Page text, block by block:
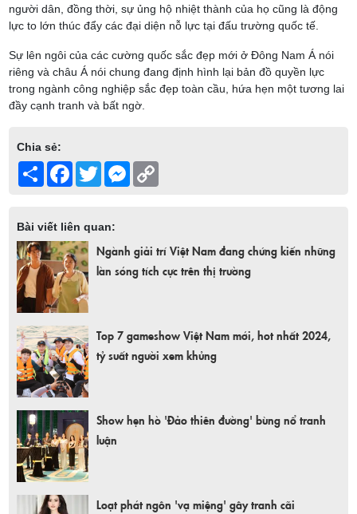
người dân, đồng thời, sự ủng hộ nhiệt thành của họ cũng là động
lực to lớn thúc đẩy các đại diện nỗ lực tại đấu trường quốc tế.
Sự lên ngôi của các cường quốc sắc đẹp mới ở Đông Nam Á nói
riêng và châu Á nói chung đang định hình lại bản đồ quyền lực
trong ngành công nghiệp sắc đẹp toàn cầu, hứa hẹn một tương lai
đầy cạnh tranh và bất ngờ.
Chia sẻ:
Share Facebook
TwitterMessenger
Bài viết liên quan:
Ngành giải trí Việt Nam đang chứng kiến những
làn sóng tích cực trên thị trường
Top 7 gameshow Việt Nam mới, hot nhất 2024,
tỷ suất người xem khủng
Show hẹn hò 'Đảo thiên đường' bùng nổ tranh
luận
Loạt phát ngôn 'vạ miệng' gây tranh cãi